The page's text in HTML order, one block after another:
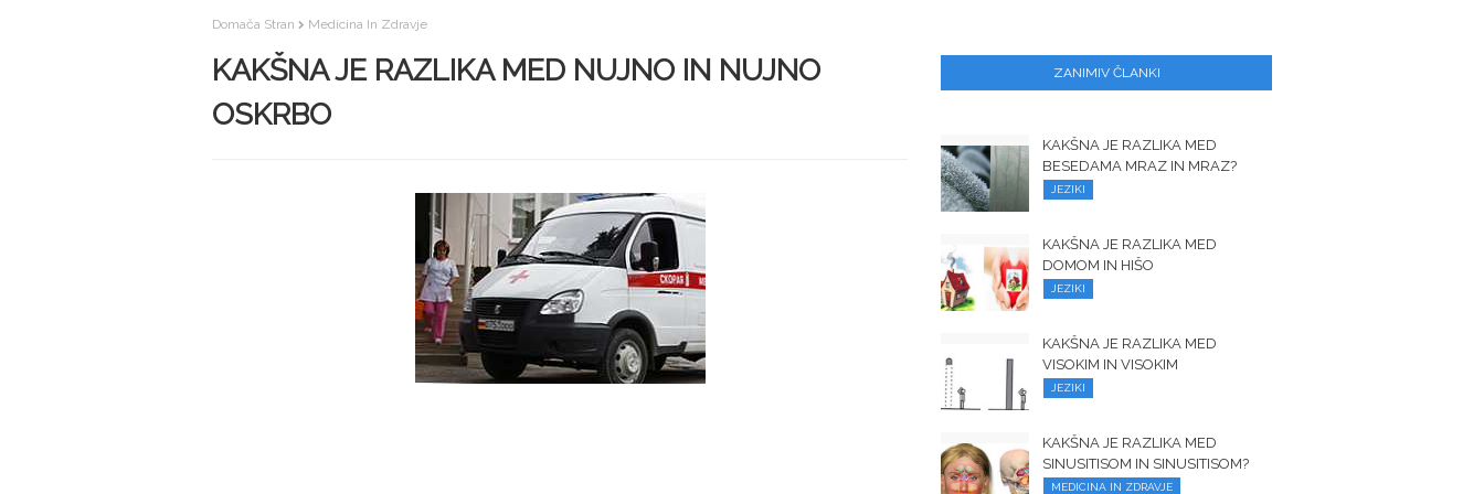
Domača Stran Medicina In Zdravje
KAKŠNA JE RAZLIKA MED NUJNO IN NUJNO
OSKRBO
ZANIMIV ČLANKI
KAKŠNA JE RAZLIKA MED
BESEDAMA MRAZ IN MRAZ?
JEZIKI
KAKŠNA JE RAZLIKA MED
DOMOM IN HIŠO
JEZIKI
KAKŠNA JE RAZLIKA MED
VISOKIM IN VISOKIM
JEZIKI
KAKŠNA JE RAZLIKA MED
SINUSITISOM IN SINUSITISOM?
MEDICINA IN ZDRAVJE